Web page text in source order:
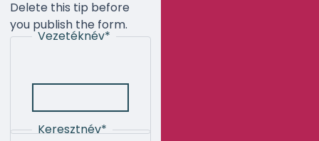
Delete this tip before
you publish the form.
Vezetéknév*
Keresztnév*